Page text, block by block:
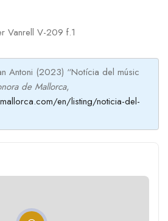
Vanrell V-209 f.1
Antoni (2023) “Notícia del músic
de Mallorca,
en/listing/noticia-del-